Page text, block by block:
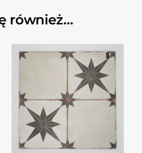
również…